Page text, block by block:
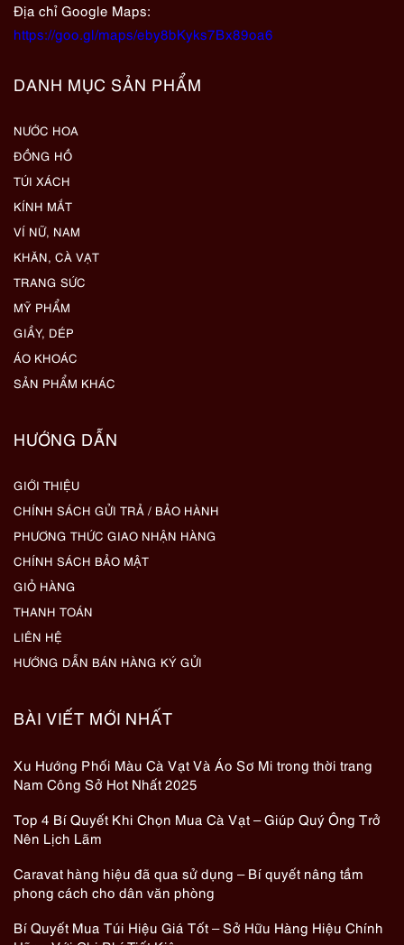
Địa chỉ Google Maps:
https://goo.gl/maps/eby8bKyks7Bx89oa6
DANH MỤC SẢN PHẨM
NƯỚC HOA
ĐỒNG HỒ
TÚI XÁCH
KÍNH MẮT
VÍ NỮ, NAM
KHĂN, CÀ VẠT
TRANG SỨC
MỸ PHẨM
GIẦY, DÉP
ÁO KHOÁC
SẢN PHẨM KHÁC
HƯỚNG DẪN
GIỚI THIỆU
CHÍNH SÁCH GỬI TRẢ / BẢO HÀNH
PHƯƠNG THỨC GIAO NHẬN HÀNG
CHÍNH SÁCH BẢO MẬT
GIỎ HÀNG
THANH TOÁN
LIÊN HỆ
HƯỚNG DẪN BÁN HÀNG KÝ GỬI
BÀI VIẾT MỚI NHẤT
Xu Hướng Phối Màu Cà Vạt Và Áo Sơ Mi trong thời trang
Nam Công Sở Hot Nhất 2025
Top 4 Bí Quyết Khi Chọn Mua Cà Vạt – Giúp Quý Ông Trở
Nên Lịch Lãm
Caravat hàng hiệu đã qua sử dụng – Bí quyết nâng tầm
phong cách cho dân văn phòng
Bí Quyết Mua Túi Hiệu Giá Tốt – Sở Hữu Hàng Hiệu Chính